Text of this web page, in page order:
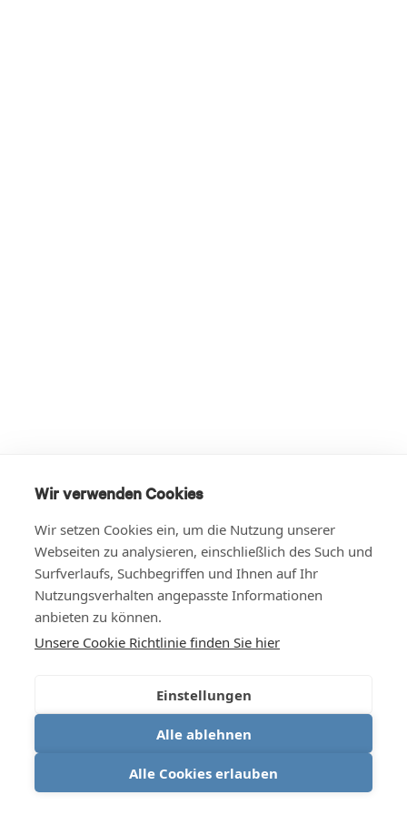
Wir verwenden Cookies
Wir setzen Cookies ein, um die Nutzung unserer
Webseiten zu analysieren, einschließlich des Such und
Surfverlaufs, Suchbegriffen und Ihnen auf Ihr
Nutzungsverhalten angepasste Informationen
anbieten zu können.
Unsere Cookie Richtlinie finden Sie hier
Einstellungen
Alle ablehnen
Alle Cookies erlauben